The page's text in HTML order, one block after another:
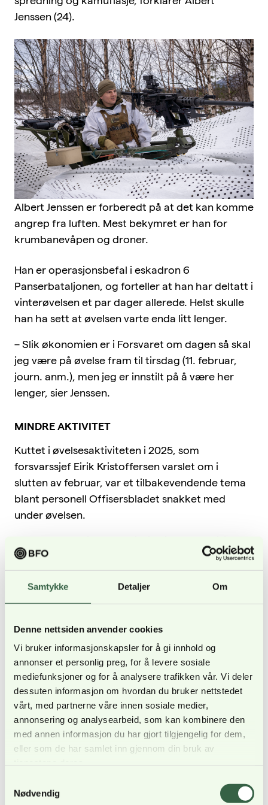
Samtykke Detaljer Om
Denne nettsiden anvender cookies
Vi bruker informasjonskapsler for å gi innhold og
annonser et personlig preg, for å levere sosiale
mediefunksjoner og for å analysere trafikken vår. Vi deler
dessuten informasjon om hvordan du bruker nettstedet
vårt, med partnerne våre innen sosiale medier,
annonsering og analysearbeid, som kan kombinere den
med annen informasjon du har gjort tilgjengelig for dem,
eller som de har samlet inn gjennom din bruk av
Nødvendig
Jenssen (24).
Albert Jenssen er forberedt på at det kan komme
angrep fra luften. Mest bekymret er han for
krumbanevåpen og droner.
Han er operasjonsbefal i eskadron 6
Panserbataljonen, og forteller at han har deltatt i
vinterøvelsen et par dager allerede. Helst skulle
han ha sett at øvelsen varte enda litt lenger.
– Slik økonomien er i Forsvaret om dagen så skal
jeg være på øvelse fram til tirsdag (11. februar,
journ. anm.), men jeg er innstilt på å være her
lenger, sier Jenssen.
MINDRE AKTIVITET
Kuttet i øvelsesaktiviteten i 2025, som
forsvarssjef Eirik Kristoffersen varslet om i
slutten av februar, var et tilbakevendende tema
blant personell Offisersbladet snakket med
under øvelsen.
øvingsaktivitet i år, til fordel
for lagerfylling. Dette blir et år med lavt antall
øvingsdøgn i Hæren, sa forsvarssjefen
til VG i
slutten av februar.
Fellesorganisasjon, Dag Stutlien, bekymring for
at det øvelsesaktiviteten blir lavere dette året.
Ved en reduksjon i øvelsesaktiviteten i Forsvaret,
kan man svekke kompetansen og beredskapen
til Forsvaret. Det også føre til at ansatte slutter,
sa Stutlien.
– Det er en forventning, spesielt blant de yngre,
at de får øve og trene sine ferdigheter.